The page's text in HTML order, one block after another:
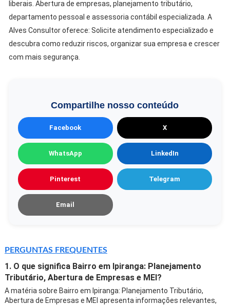
liberais. Abertura de empresas, planejamento tributário,
departamento pessoal e assessoria contábil especializada. A
Alves Consultor oferece: Solicite atendimento especializado e
descubra como reduzir riscos, organizar sua empresa e crescer
com mais segurança.
Compartilhe nosso conteúdo
Facebook X
WhatsApp LinkedIn
Pinterest Telegram
Email
PERGUNTAS FREQUENTES
1. O que significa Bairro em Ipiranga: Planejamento
Tributário, Abertura de Empresas e MEI?
A matéria sobre Bairro em Ipiranga: Planejamento Tributário,
Abertura de Empresas e MEI apresenta informações relevantes,